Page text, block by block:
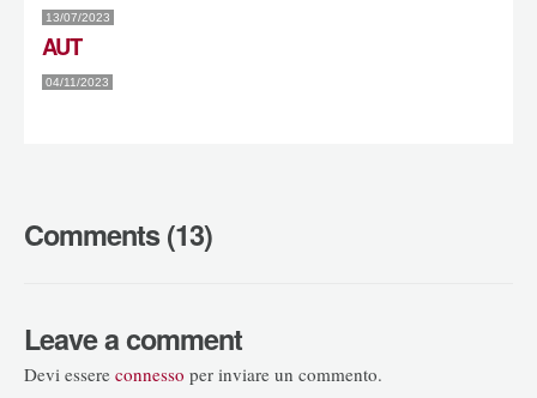
13/07/2023
AUT
04/11/2023
Comments (13)
Leave a comment
Devi essere connesso per inviare un commento.